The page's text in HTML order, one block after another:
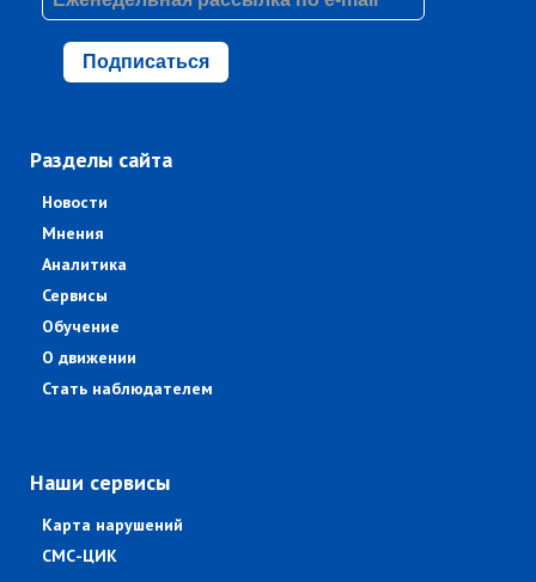
Подписаться
Разделы сайта
Новости
Мнения
Аналитика
Сервисы
Обучение
О движении
Стать наблюдателем
Наши сервисы
Карта нарушений
СМС-ЦИК